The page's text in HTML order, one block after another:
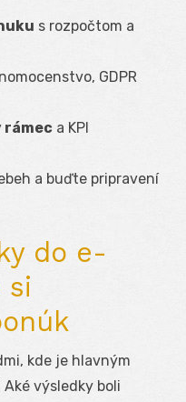
s rozpočtom a
GDPR
rámec a KPI
a buďte pripravení
do e-
si
kde je hlavným
výsledky boli